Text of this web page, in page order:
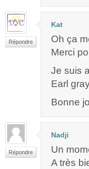
Répondre
Kat
Oh ça
Merci
Je suis
Earl
Bonne
Répondre
Nadji
Un
A très